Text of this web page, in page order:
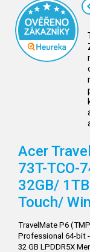
Acer
73T-TCO-
32GB/
Touch/
TravelMate P6
Professional 64-bit
32 GB LPDDR5X